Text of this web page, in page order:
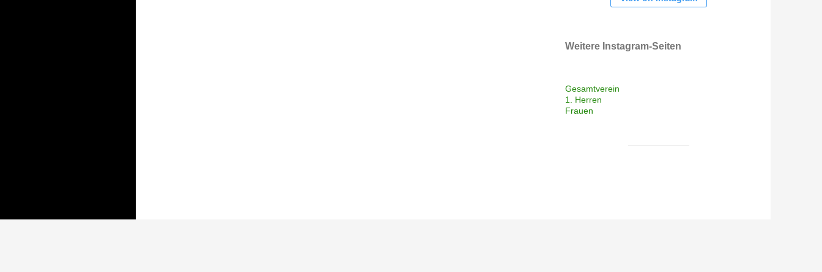
Weitere Instagram-Seiten
Gesamtverein
1. Herren
Frauen